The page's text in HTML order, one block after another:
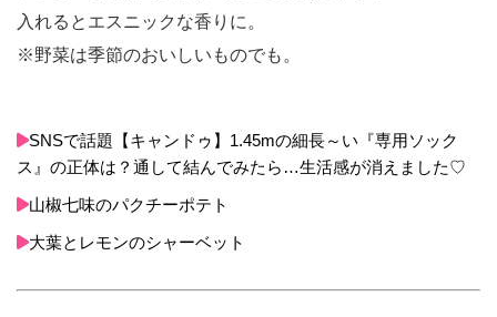
入れるとエスニックな香りに。
※野菜は季節のおいしいものでも。
SNSで話題【キャンドゥ】1.45mの細長～い『専用ソック
ス』の正体は？通して結んでみたら…生活感が消えました♡
山椒七味のパクチーポテト
大葉とレモンのシャーベット